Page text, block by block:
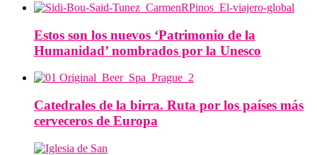
Estos son los nuevos ‘Patrimonio de la
Humanidad’ nombrados por la Unesco
Catedrales de la birra. Ruta por los países más
cerveceros de Europa